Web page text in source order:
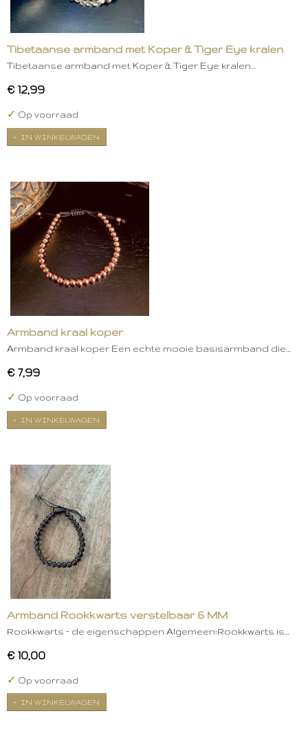
Tibetaanse armband met Koper & Tiger Eye kralen
Tibetaanse armband met Koper & Tiger Eye kralen…
€ 12,99
✓ Op voorraad
IN WINKELWAGEN
Armband kraal koper
Armband kraal koper Een echte mooie basisarmband die…
€ 7,99
✓ Op voorraad
IN WINKELWAGEN
Armband Rookkwarts verstelbaar 6 MM
Rookkwarts – de eigenschappen Algemeen:Rookkwarts is…
€ 10,00
✓ Op voorraad
IN WINKELWAGEN